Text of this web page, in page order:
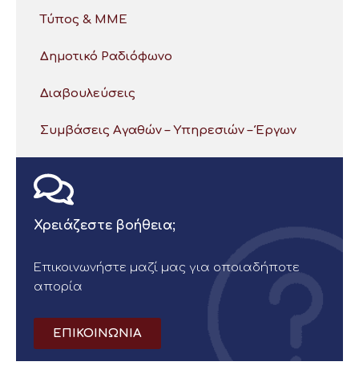
Τύπος & ΜΜΕ
Δημοτικό Ραδιόφωνο
Διαβουλεύσεις
Συμβάσεις Αγαθών – Υπηρεσιών – Έργων
Χρειάζεστε βοήθεια;
Επικοινωνήστε μαζί μας για οποιαδήποτε
απορία
ΕΠΙΚΟΙΝΩΝΙΑ